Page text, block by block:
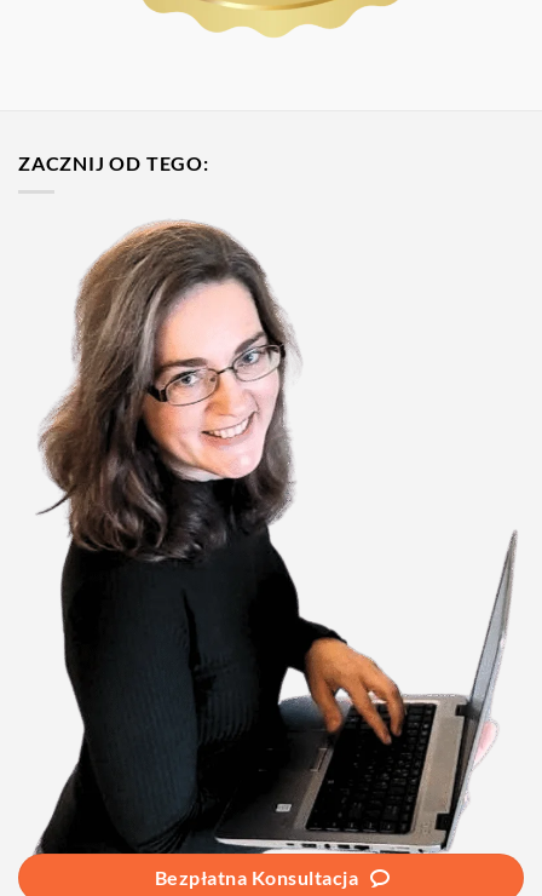
ZACZNIJ OD TEGO:
Bezpłatna Konsultacja